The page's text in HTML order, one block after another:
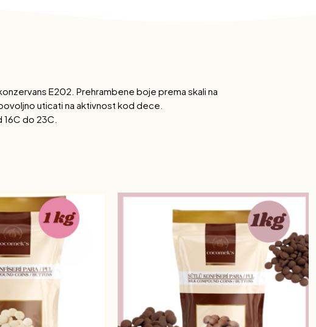
E202. Prehrambene boje prema skali na
uticati na aktivnost kod dece.
16C do 23C.